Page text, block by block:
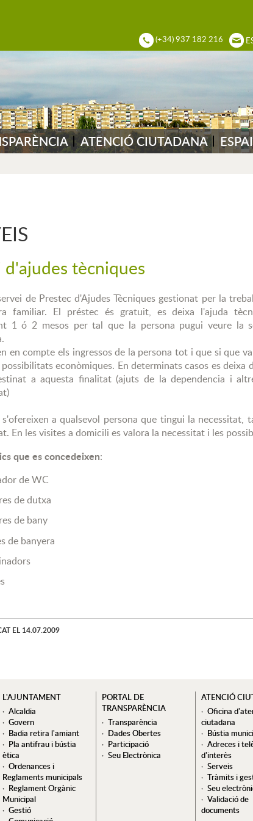
(+34) 937 182 216
ATENCIÓ CIUTADANA
d'ajudes tècniques
de Prestec d'Ajudes Tècniques gestionat per la
familiar. El préstec és gratuit, es deixa l'ajuda
1 ó 2 mesos per tal que la persona pugui veure la
en compte els ingressos de la persona tot i que si que
econòmiques. En determinats casos es
a aquesta finalitat (ajuts de la dependencia i
s'ofereixen a qualsevol persona que tingui la necessitat,
En les visites a domicili es valora la necessitat i les
que es concedeixen:
de WC
de dutxa
de bany
de banyera
EL 14.07.2009
L'AJUNTAMENT
Alcaldia
Govern
Badia retira l'amiant
Pla antifrau i bústia
ètica
Ordenances i
Reglaments municipals
Reglament Orgànic
Municipal
Gestió
PORTAL DE
TRANSPARÈNCIA
Transparència
Dades Obertes
Participació
Seu Electrònica
ATENCIÓ
Oficina
ciutadana
Bústia
Adreces i
d'interès
Serveis
Tràmits i
Seu
Validació de
documents